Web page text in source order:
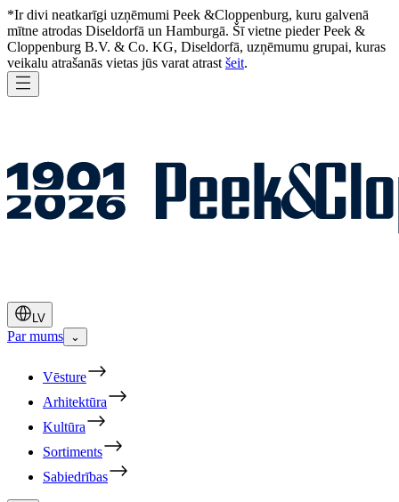
*Ir divi neatkarīgi uzņēmumi Peek &Cloppenburg, kuru galvenā
mītne atrodas Diseldorfā un Hamburgā. Šī vietne pieder Peek &
Cloppenburg B.V. & Co. KG, Diseldorfā, uzņēmumu grupai, kuras
veikalu atrašanās vietas jūs varat atrast šeit.
LV
Par mums ⌄
Vēsture
Arhitektūra
Kultūra
Sortiments
Sabiedrības